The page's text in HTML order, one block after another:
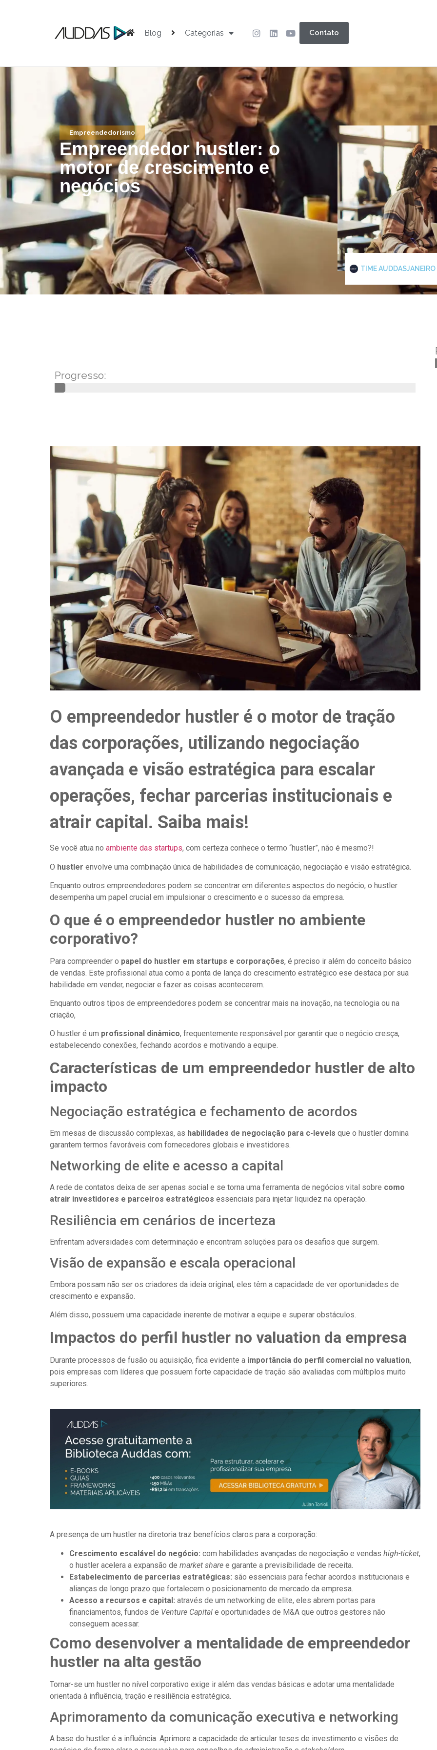
Blog Categorias Contato
Empreendedorismo
Empreendedor hustler: o
motor de crescimento e
negócios
TIME AUDDAS
Progresso:
O empreendedor hustler é o motor de tração
das corporações, utilizando negociação
avançada e visão estratégica para escalar
operações, fechar parcerias institucionais e
atrair capital. Saiba mais!
Se você atua no ambiente das startups, com certeza conhece o termo “hustler”, não é mesmo?!
O hustler envolve uma combinação única de habilidades de comunicação, negociação e visão estratégica.
Enquanto outros empreendedores podem se concentrar em diferentes aspectos do negócio, o hustler
desempenha um papel crucial em impulsionar o crescimento e o sucesso da empresa.
O que é o empreendedor hustler no ambiente
corporativo?
Para compreender o papel do hustler em startups e corporações, é preciso ir além do conceito básico
de vendas. Este profissional atua como a ponta de lança do crescimento estratégico ese destaca por sua
habilidade em vender, negociar e fazer as coisas acontecerem.
Enquanto outros tipos de empreendedores podem se concentrar mais na inovação, na tecnologia ou na
criação,
O hustler é um profissional dinâmico, frequentemente responsável por garantir que o negócio cresça,
estabelecendo conexões, fechando acordos e motivando a equipe.
Características de um empreendedor hustler de alto
impacto
Negociação estratégica e fechamento de acordos
Em mesas de discussão complexas, as habilidades de negociação para c-levels que o hustler domina
garantem termos favoráveis com fornecedores globais e investidores.
Networking de elite e acesso a capital
A rede de contatos deixa de ser apenas social e se torna uma ferramenta de negócios vital sobre como
atrair investidores e parceiros estratégicos essenciais para injetar liquidez na operação.
Resiliência em cenários de incerteza
Enfrentam adversidades com determinação e encontram soluções para os desafios que surgem.
Visão de expansão e escala operacional
Embora possam não ser os criadores da ideia original, eles têm a capacidade de ver oportunidades de
crescimento e expansão.
Além disso, possuem uma capacidade inerente de motivar a equipe e superar obstáculos.
Impactos do perfil hustler no valuation da empresa
Durante processos de fusão ou aquisição, fica evidente a importância do perfil comercial no valuation,
pois empresas com líderes que possuem forte capacidade de tração são avaliadas com múltiplos muito
superiores.
A presença de um hustler na diretoria traz benefícios claros para a corporação:
Crescimento escalável do negócio: com habilidades avançadas de negociação e vendas high-ticket,
o hustler acelera a expansão de market share e garante a previsibilidade de receita.
Estabelecimento de parcerias estratégicas: são essenciais para fechar acordos institucionais e
alianças de longo prazo que fortalecem o posicionamento de mercado da empresa.
Acesso a recursos e capital: através de um networking de elite, eles abrem portas para
financiamentos, fundos de Venture Capital e oportunidades de M&A que outros gestores não
conseguem acessar.
Como desenvolver a mentalidade de empreendedor
hustler na alta gestão
Tornar-se um hustler no nível corporativo exige ir além das vendas básicas e adotar uma mentalidade
orientada à influência, tração e resiliência estratégica.
Aprimoramento da comunicação executiva e networking
A base do hustler é a influência. Aprimore a capacidade de articular teses de investimento e visões de